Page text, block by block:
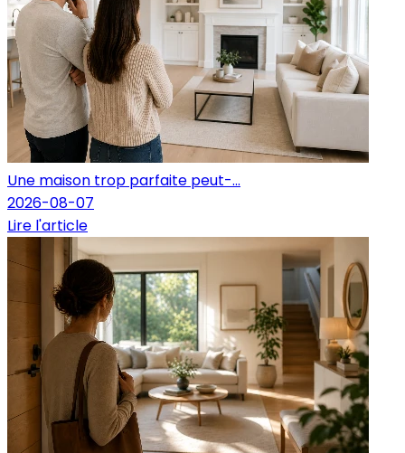
Une maison trop parfaite peut-...
2026-08-07
Lire l'article